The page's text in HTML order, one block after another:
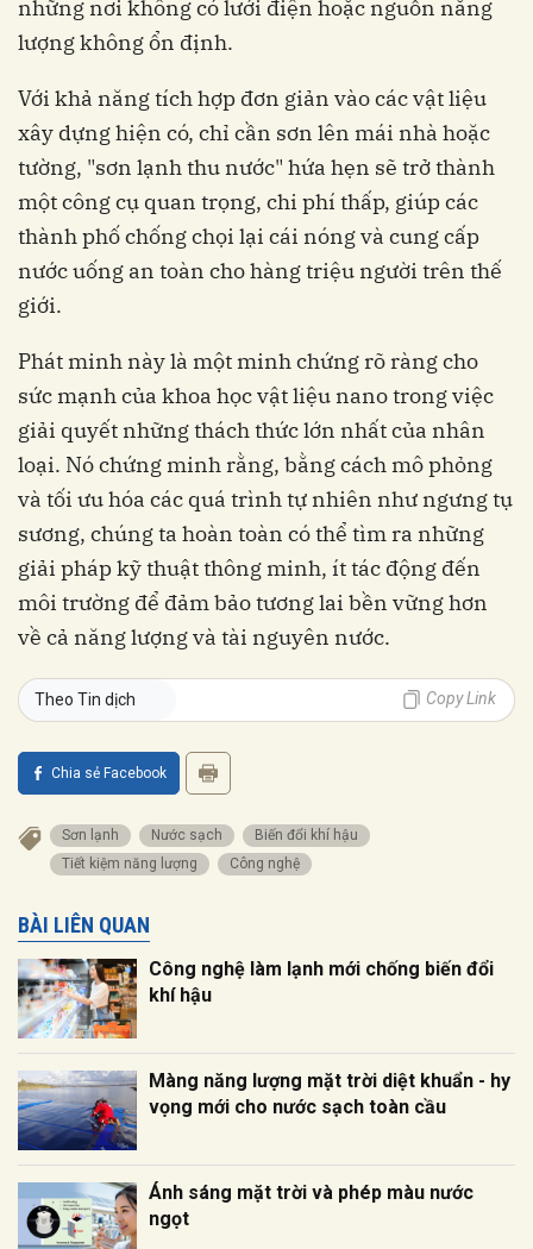
những nơi không có lưới điện hoặc nguồn năng
lượng không ổn định.
Với khả năng tích hợp đơn giản vào các vật liệu
xây dựng hiện có, chỉ cần sơn lên mái nhà hoặc
tường, "sơn lạnh thu nước" hứa hẹn sẽ trở thành
một công cụ quan trọng, chi phí thấp, giúp các
thành phố chống chọi lại cái nóng và cung cấp
nước uống an toàn cho hàng triệu người trên thế
giới.
Phát minh này là một minh chứng rõ ràng cho
sức mạnh của khoa học vật liệu nano trong việc
giải quyết những thách thức lớn nhất của nhân
loại. Nó chứng minh rằng, bằng cách mô phỏng
và tối ưu hóa các quá trình tự nhiên như ngưng tụ
sương, chúng ta hoàn toàn có thể tìm ra những
giải pháp kỹ thuật thông minh, ít tác động đến
môi trường để đảm bảo tương lai bền vững hơn
về cả năng lượng và tài nguyên nước.
Theo Tin dịch Copy Link
Chia sẻ Facebook
sơn lạnh nước sạch
biến đổi khí hậu
tiết kiệm năng lượng
Công nghệ
BÀI LIÊN QUAN
Công nghệ làm lạnh mới chống biến đổi
khí hậu
Màng năng lượng mặt trời diệt khuẩn - hy
vọng mới cho nước sạch toàn cầu
Ánh sáng mặt trời và phép màu nước
ngọt